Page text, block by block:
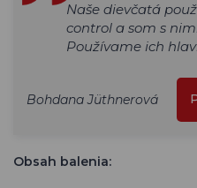
Naše dievčatá
control a som s
Používame ich
Bohdana Jüthnerová
Obsah balenia: